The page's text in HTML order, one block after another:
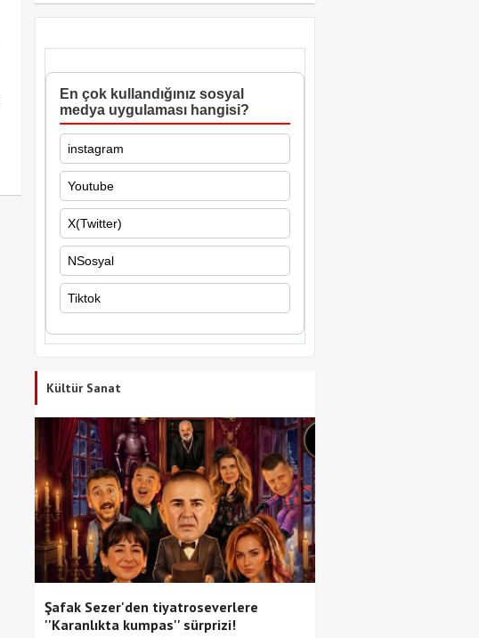
En çok kullandığınız sosyal
medya uygulaması hangisi?
instagram
Youtube
X(Twitter)
NSosyal
Tiktok
Kültür Sanat
Şafak Sezer'den tiyatroseverlere
''Karanlıkta kumpas'' sürprizi!